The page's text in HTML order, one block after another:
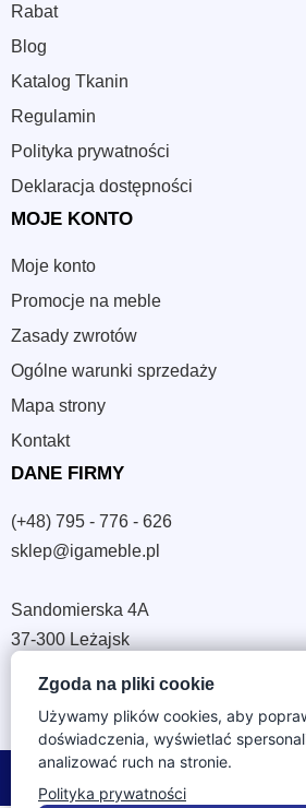
Rabat
Blog
Katalog Tkanin
Regulamin
Polityka prywatności
Deklaracja dostępności
MOJE KONTO
Moje konto
Promocje na meble
Zasady zwrotów
Ogólne warunki sprzedaży
Mapa strony
Kontakt
DANE FIRMY
(+48) 795 - 776 - 626
sklep@igameble.pl
Sandomierska 4A
37-300 Leżajsk
REGON: 180933172
Zgoda na pliki cookie
Używamy plików cookies, aby
doświadczenia, wyświetlać
analizować ruch na stronie.
Polityka prywatności